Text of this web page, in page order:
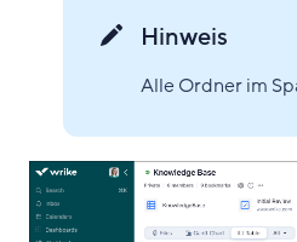
Hinweis
Alle Ordner im